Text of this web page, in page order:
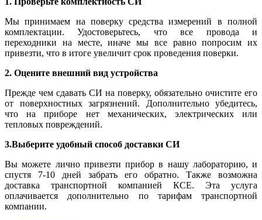
Мы принимаем на поверку средства измерений в полной
комплектации. Удостоверьтесь, что все провода и
переходники на месте, иначе мы все равно попросим их
привезти, что в итоге увеличит срок проведения поверки.
2. Оцените внешний вид устройства
Прежде чем сдавать СИ на поверку, обязательно очистите его
от поверхностных загрязнений. Дополнительно убедитесь,
что на приборе нет механических, электрических или
тепловых повреждений.
3.Выберите удобный способ доставки СИ
Вы можете лично привезти прибор в нашу лабораторию, и
спустя 7-10 дней забрать его обратно. Также возможна
доставка транспортной компанией КСЕ. Эта услуга
оплачивается дополнительно по тарифам транспортной
компании.